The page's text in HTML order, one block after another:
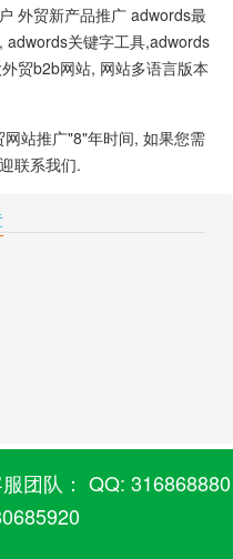
外贸新产品推广 adwords最
adwords关键字工具,adwords
贸b2b网站, 网站多语言版本
站推广"8"年时间, 如果您需
联系我们.
团队： QQ: 316868880